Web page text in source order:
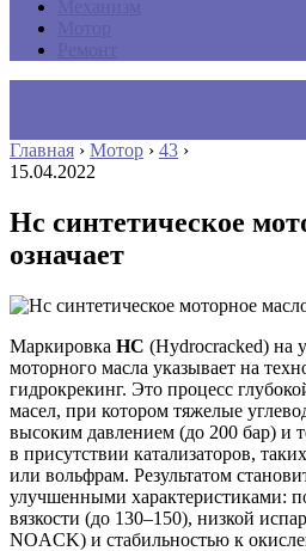
Главная › Мотор › 43 ›
15.04.2022
Hc синтетическое
означает
Маркировка HC (Hydrocracked) на
моторного масла указывает на
гидрокрекинг. Это процесс
масел, при котором тяжелые
высоким давлением (до 200 бар) и
в присутствии катализаторов,
или вольфрам. Результатом
улучшенными характеристиками:
вязкости (до 130–150), низкой
NOACK) и стабильностью к